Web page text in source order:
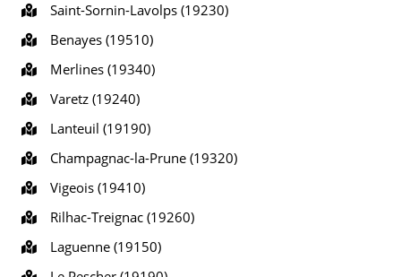
Saint-Sornin-Lavolps (19230)
Benayes (19510)
Merlines (19340)
Varetz (19240)
Lanteuil (19190)
Champagnac-la-Prune (19320)
Vigeois (19410)
Rilhac-Treignac (19260)
Laguenne (19150)